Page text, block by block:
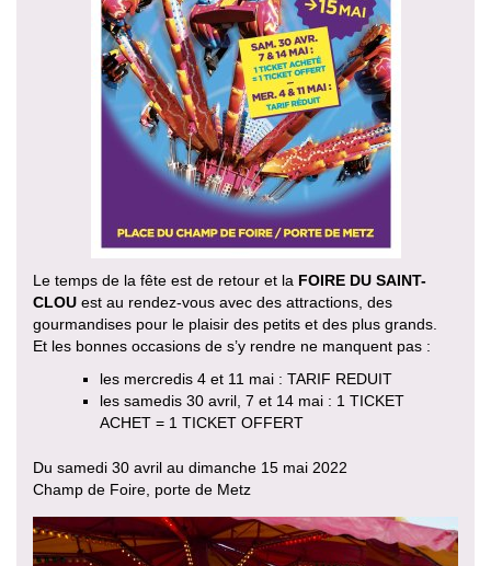
Le temps de la fête est de retour et la FOIRE DU SAINT-
CLOU est au rendez-vous avec des attractions, des
gourmandises pour le plaisir des petits et des plus grands.
Et les bonnes occasions de s’y rendre ne manquent pas :
les mercredis 4 et 11 mai : TARIF REDUIT
les samedis 30 avril, 7 et 14 mai : 1 TICKET
ACHET = 1 TICKET OFFERT
Du samedi 30 avril au dimanche 15 mai 2022
Champ de Foire, porte de Metz